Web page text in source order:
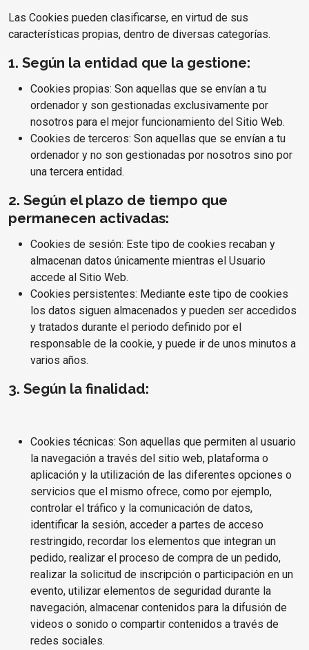
Las Cookies pueden clasificarse, en virtud de sus
características propias, dentro de diversas categorías.
1. Según la entidad que la gestione:
Cookies propias: Son aquellas que se envían a tu
ordenador y son gestionadas exclusivamente por
nosotros para el mejor funcionamiento del Sitio Web.
Cookies de terceros: Son aquellas que se envían a tu
ordenador y no son gestionadas por nosotros sino por
una tercera entidad.
2. Según el plazo de tiempo que
permanecen activadas:
Cookies de sesión: Este tipo de cookies recaban y
almacenan datos únicamente mientras el Usuario
accede al Sitio Web.
Cookies persistentes: Mediante este tipo de cookies
los datos siguen almacenados y pueden ser accedidos
y tratados durante el periodo definido por el
responsable de la cookie, y puede ir de unos minutos a
varios años.
3. Según la finalidad:
Cookies técnicas: Son aquellas que permiten al usuario
la navegación a través del sitio web, plataforma o
aplicación y la utilización de las diferentes opciones o
servicios que el mismo ofrece, como por ejemplo,
controlar el tráfico y la comunicación de datos,
identificar la sesión, acceder a partes de acceso
restringido, recordar los elementos que integran un
pedido, realizar el proceso de compra de un pedido,
realizar la solicitud de inscripción o participación en un
evento, utilizar elementos de seguridad durante la
navegación, almacenar contenidos para la difusión de
videos o sonido o compartir contenidos a través de
redes sociales.